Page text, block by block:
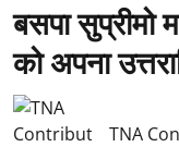
बसपा सुप्रीमो
को अपना
TNA